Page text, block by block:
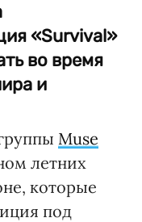
«Survival»
во время
и
Muse
летних
которые
под